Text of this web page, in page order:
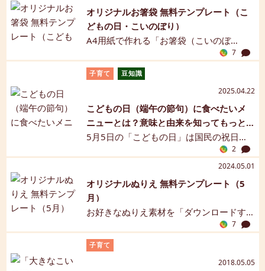
GETして、お子さんと一緒にお楽しみくだ
さい♪
オリジナルお箸袋 無料テンプレート（こ
どもの日・こいのぼり）
A4用紙で作れる「お箸袋（こいのぼ
り）」無料オリジナルテンプレート、こ
どもの日のお祝いにも。 お好きな素材を
「ダウンロードする」からGETして、お子
7
こどもの日（端午の節句）に食べたいメ
ニューとは？意味と由来を知ってもっと
楽しくお祝いしよう！
5月5日の「こどもの日」は国民の祝日の
ひとつです。祝日法（国民の祝日に関す
る法律）では、「こどもの人格を重ん
じ、こどもの幸福をはかるとともに、母
に感謝する日」と定められています。ま
た、こどもの日は「端午の節句（たんご
のせっく）」でもあり、鯉のぼりや五月
人形を飾って、子どもの健やかな成長や
健康を願う行事として古くから親しまれ
ています。そしてこの日には、願いの込
子育て 豆知識
2025.04.22
2
オリジナルぬりえ 無料テンプレート（5
月）
お好きなぬりえ素材を「ダウンロードす
る」からGETしてください♪まちがいさが
しの答えは、後日こそだてDAYSインスタ
グラムにて公開します。答え合わせもし
2024.05.01
7
子育て
2018.05.05